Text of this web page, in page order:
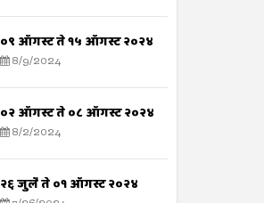
०९ ऑगस्ट ते १५ ऑगस्ट २०२४
8/9/2024
०२ ऑगस्ट ते ०८ ऑगस्ट २०२४
8/2/2024
२६ जुलै ते ०१ ऑगस्ट २०२४